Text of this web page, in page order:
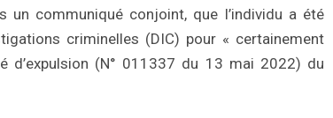
un communiqué conjoint, que l’individu a été
criminelles (DIC) pour « certainement
(N° 011337 du 13 mai 2022) du